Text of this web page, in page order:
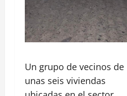
Un grupo de vecinos de
unas seis viviendas